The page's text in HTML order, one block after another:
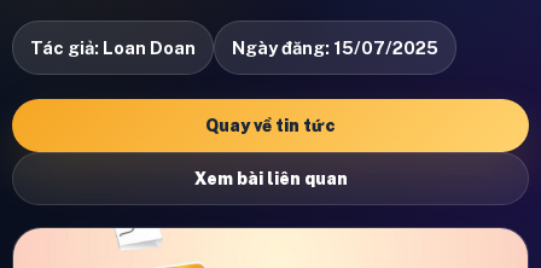
Tác giả: Loan Doan Ngày đăng: 15/07/2025
Quay về tin tức
Xem bài liên quan